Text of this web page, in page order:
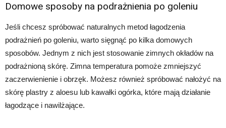
Domowe sposoby na podrażnienia po goleniu
Jeśli chcesz spróbować naturalnych metod łagodzenia
podrażnień po goleniu, warto sięgnąć po kilka domowych
sposobów. Jednym z nich jest stosowanie zimnych okładów na
podrażnioną skórę. Zimna temperatura pomoże zmniejszyć
zaczerwienienie i obrzęk. Możesz również spróbować nałożyć na
skórę plastry z aloesu lub kawałki ogórka, które mają działanie
łagodzące i nawilżające.